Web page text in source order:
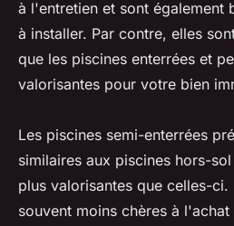
à l'entretien et sont également
à installer. Par contre, elles
que les piscines enterrées et
valorisantes pour votre bien
Les piscines semi-enterrées
similaires aux piscines hors-
plus valorisantes que celles-
souvent moins chères à